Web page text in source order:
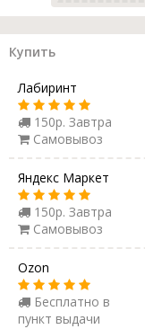
Купить
Лабиринт
150р. Завтра
Самовывоз
Яндекс Маркет
150р. Завтра
Самовывоз
Ozon
Бесплатно в
пункт выдачи